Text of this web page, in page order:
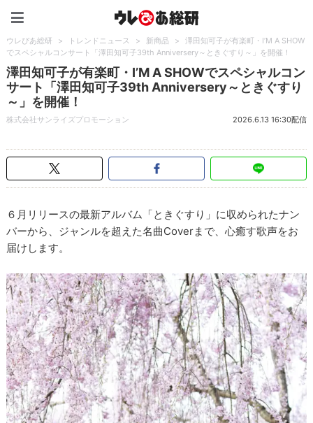
ウレぴあ総研 > トレンドニュース > 新商品 >
澤田知可子が有楽町・I’M A SHOW
でスペシャルコンサート「澤田知可子39th Anniversery～ときぐすり～」を開催！
澤田知可子が有楽町・I’M A SHOWでスペシャルコン
サート「澤田知可子39th Anniversery～ときぐすり
～」を開催！
株式会社サンライズプロモーション 2026.6.13 16:30配信
６月リリースの最新アルバム「ときぐすり」に収められたナン
バーから、ジャンルを超えた名曲Coverまで、心癒す歌声をお
届けします。